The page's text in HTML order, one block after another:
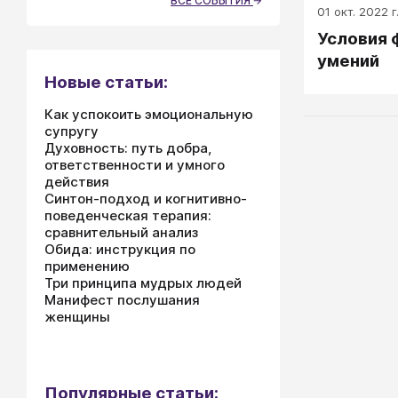
01 окт. 2022 г.
Условия
умений
Новые статьи:
Как успокоить эмоциональную
супругу
Духовность: путь добра,
ответственности и умного
действия
Синтон-подход и когнитивно-
поведенческая терапия:
сравнительный анализ
Обида: инструкция по
применению
Три принципа мудрых людей
Манифест послушания
женщины
Популярные статьи: